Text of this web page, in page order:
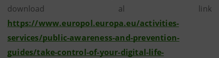
download al link
https://www.europol.europa.eu/activities-
services/public-awareness-and-prevention-
guides/take-control-of-your-digital-life-